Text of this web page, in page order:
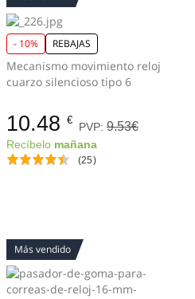
- 10% REBAJAS
Mecanismo movimiento reloj
cuarzo silencioso tipo 6
10.48 €
PVP: 9.53€
Recíbelo mañana
(25)
Más vendido